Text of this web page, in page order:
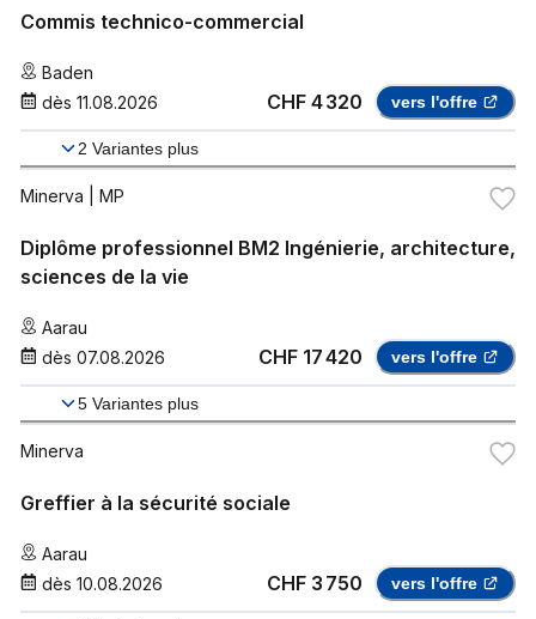
Commis technico-commercial
Baden
dès 11.08.2026 CHF 4 320 vers l'offre
2 Variantes plus
Minerva | MP
Diplôme professionnel BM2 Ingénierie, architecture,
sciences de la vie
Aarau
dès 07.08.2026 CHF 17 420 vers l'offre
5 Variantes plus
Minerva
Greffier à la sécurité sociale
Aarau
dès 10.08.2026 CHF 3 750 vers l'offre